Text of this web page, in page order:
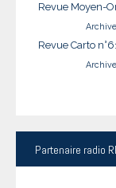
Revue Moyen-
Revue Carto
Partenaire radio